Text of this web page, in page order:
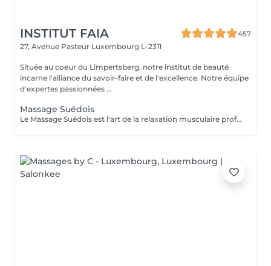
INSTITUT FAIA
457
27, Avenue Pasteur Luxembourg L-2311
Située au coeur du Limpertsberg, notre institut de beauté
incarne l'alliance du savoir-faire et de l'excellence. Notre équipe
d'expertes passionnées ...
Massage Suédois
Le Massage Suédois est l'art de la relaxation musculaire profonde. Nos thérapeutes experts utilisent des mouvements fluides et des pressions modulables pour détendre les muscles et réduire les tensions. Idéal pour soulager le stress, améliorer la circulation et retrouver une mobilité optimale. Offrez à votre corps le traitement qu'il mérite et ressentez la différence dès la première séance.